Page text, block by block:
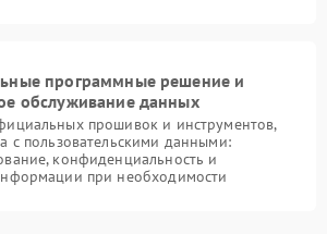
программные решение и
обслуживание данных
прошивок и инструментов,
с пользовательскими данными:
конфиденциальность и
при необходимости